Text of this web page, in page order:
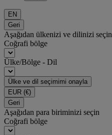
EN
Geri
Aşağıdan ülkenizi ve dilinizi seçin
Coğrafi bölge
Ülke/Bölge - Dil
Ülke ve dil seçimimi onayla
EUR (€)
Geri
Aşağıdan para biriminizi seçin
Coğrafi bölge